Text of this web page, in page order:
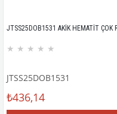
★ ★ ★ ★ ★
JTSS25DOB1531
₺436,14